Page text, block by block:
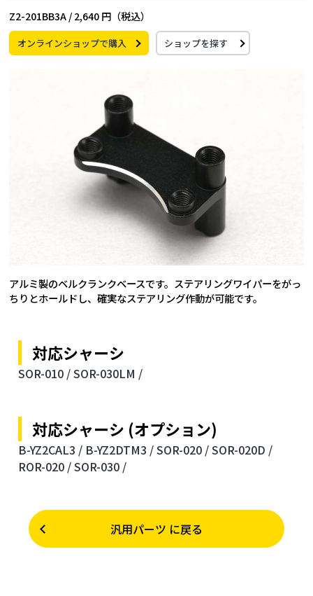
Z2-201BB3A / 2,640 円（税込）
オンラインショップで購入 ショップを探す
アルミ製のベルクランクベースです。ステアリングワイパーをがっ
ちりとホールドし、確実なステアリング作動が可能です。
対応シャーシ
SOR-010 /SOR-030LM /
対応シャーシ (オプション)
B-YZ2CAL3 / B-YZ2DTM3 /SOR-020 /SOR-020D /
ROR-020 /SOR-030 /
汎用パーツ に戻る